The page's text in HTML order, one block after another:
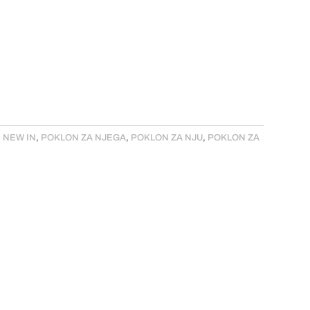
NEW IN , POKLON ZA NJEGA, POKLON ZA NJU, POKLON ZA